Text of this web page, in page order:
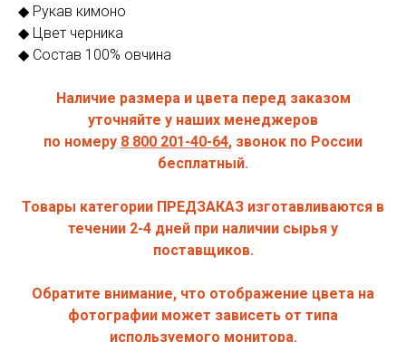
◆ Рукав кимоно
◆ Цвет черника
◆ Состав 100% овчина
Наличие размера и цвета перед заказом
уточняйте у наших менеджеров
по номеру 8 800 201 -40- 64, звонок по России
бесплатный.
Товары категории ПРЕДЗАКАЗ изготавливаются в
течении 2-4 дней при наличии сырья у
поставщиков.
Обратите внимание, что отображение цвета на
фотографии может зависеть от типа
используемого монитора.